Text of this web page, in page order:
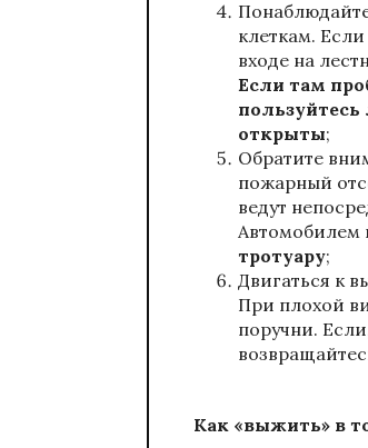
клеткам.
входе на
Если там
открыты;
Обратите
пожарный
ведут
Автомобилем
тротуару;
Двигаться к
При плохой
поручни.
Как «выжить» в